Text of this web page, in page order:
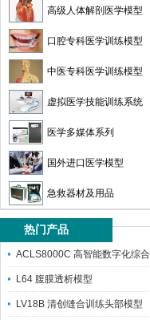
高级人体解剖医学模型
口腔专科医学训练模型
中医专科医学训练模型
虚拟医学技能训练系统
医学多媒体系列
国外进口医学模型
急救器材及用品
热门产品
ACLS8000C 高智能数字化综合
L64 腹膜透析模型
LV18B 清创缝合训练头部模型